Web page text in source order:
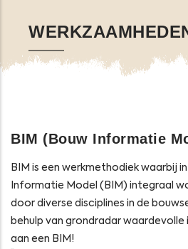
BIM (Bouw Informatie
BIM is een werkmethodiek waarbij
Informatie Model (BIM) integraal
door diverse disciplines in de
behulp van grondradar
aan een BIM!